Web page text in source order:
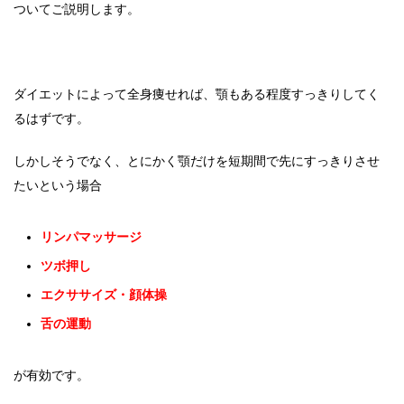
ついてご説明します。
ダイエットによって全身痩せれば、顎もある程度すっきりしてく
るはずです。
しかしそうでなく、とにかく顎だけを短期間で先にすっきりさせ
たいという場合
リンパマッサージ
ツボ押し
エクササイズ・顔体操
舌の運動
が有効です。